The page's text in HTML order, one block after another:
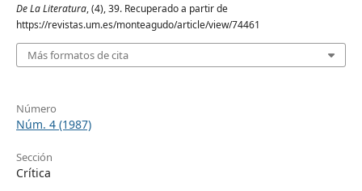
De La Literatura, (4), 39. Recuperado a partir de
https://revistas.um.es/monteagudo/article/view/74461
Más formatos de cita
Número
Núm. 4 (1987)
Sección
Crítica